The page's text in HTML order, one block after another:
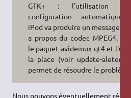
GTK+ : l'utilisation
configuration automatique
iPod va produire un message
a propos du codec MPEG4.
le paquet avidemux-qt4 et
la place (voir update-
permet de résoudre le problème.
Nous pouvons éventuellement